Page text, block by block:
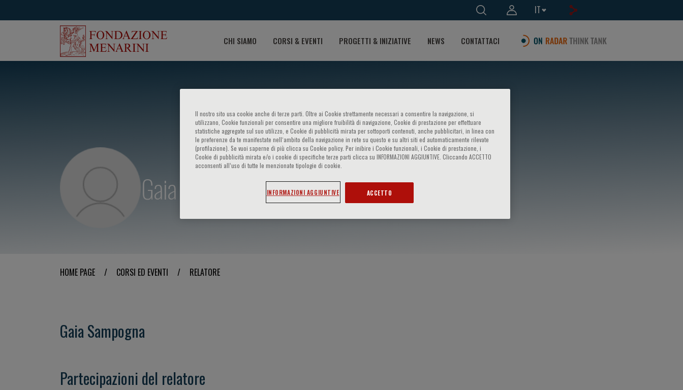
IT
CHI SIAMO CORSI & EVENTI PROGETTI & INIZIATIVE NEWS CONTATTACI
Gaia Sampogna
HOME PAGE / CORSI ED EVENTI / RELATORE
Gaia Sampogna
Partecipazioni del relatore
Il nostro sito usa cookie anche di terze parti. Oltre ai Cookie strettamente necessari a consentire la navigazione, si
utilizzano, Cookie funzionali per consentire una migliore fruibilità di navigazione, Cookie di prestazione per effettuare
statistiche aggregate sul suo utilizzo, e Cookie di pubblicità mirata per sottoporti contenuti, anche pubblicitari, in linea con
le preferenze da te manifestate nell‘ambito della navigazione in rete su questo e su altri siti ed automaticamente rilevate
(profilazione). Se vuoi saperne di più clicca su Cookie policy. Per inibire i Cookie funzionali, i Cookie di prestazione, i
Cookie di pubblicità mirata e/o i cookie di specifiche terze parti clicca su INFORMAZIONI AGGIUNTIVE. Cliccando ACCETTO
acconsenti all’uso di tutte le menzionate tipologie di cookie.
INFORMAZIONI AGGIUNTIVE ACCETTO